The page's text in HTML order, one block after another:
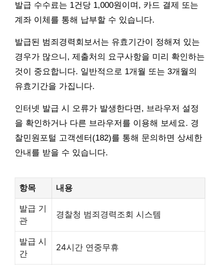
발급 수수료는 1건당 1,000원이며, 카드 결제 또는
계좌 이체를 통해 납부할 수 있습니다.
발급된 범죄경력회보서는 유효기간이 정해져 있는
경우가 많으니, 제출처의 요구사항을 미리 확인하는
것이 중요합니다. 일반적으로 1개월 또는 3개월의
유효기간을 가집니다.
인터넷 발급 시 오류가 발생한다면, 브라우저 설정
을 확인하거나 다른 브라우저를 이용해 보세요. 경
찰민원포털 고객센터(182)를 통해 문의하면 상세한
안내를 받을 수 있습니다.
항목 내용
발급 기
관
경찰청 범죄경력조회 시스템
발급 시
간
24시간 연중무휴